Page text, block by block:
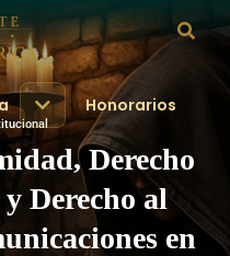
Honorarios
Derecho
Derecho al
en